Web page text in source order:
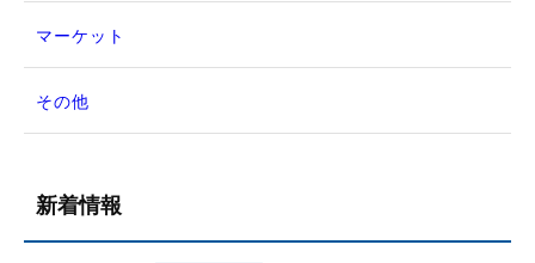
マーケット
その他
新着情報